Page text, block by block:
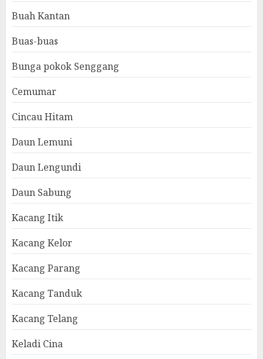
Buah Kantan
Buas-buas
Bunga pokok Senggang
Cemumar
Cincau Hitam
Daun Lemuni
Daun Lengundi
Daun Sabung
Kacang Itik
Kacang Kelor
Kacang Parang
Kacang Tanduk
Kacang Telang
Keladi Cina